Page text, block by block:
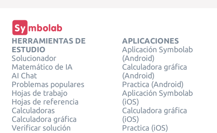
HERRAMIENTAS DE
ESTUDIO
Solucionador
Matemático de IA
AI Chat
Problemas populares
Hojas de trabajo
Hojas de referencia
Calculadoras
Calculadora gráfica
Verificar solución
APLICACIONES
Aplicación Symbolab
(Android)
Calculadora gráfica
(Android)
Practica (Android)
Aplicación Symbolab
(iOS)
Calculadora gráfica
(iOS)
Practica (iOS)